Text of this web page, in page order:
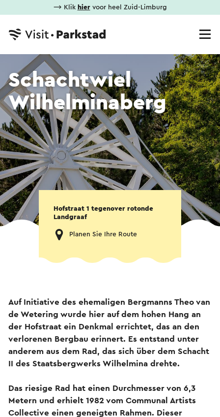
⟶ Klik hiervoor heel Zuid-Limburg
Schachtwiel
Wilhelminaberg
Hofstraat 1 tegenover rotonde
Landgraaf
Planen Sie Ihre Route
Auf Initiative des ehemaligen Bergmanns Theo van
de Wetering wurde hier auf dem hohen Hang an
der Hofstraat ein Denkmal errichtet, das an den
verlorenen Bergbau erinnert. Es entstand unter
anderem aus dem Rad, das sich über dem Schacht
II des Staatsbergwerks Wilhelmina drehte.
Das riesige Rad hat einen Durchmesser von 6,3
Metern und erhielt 1982 vom Communal Artists
Collective einen geneigten Rahmen. Dieser